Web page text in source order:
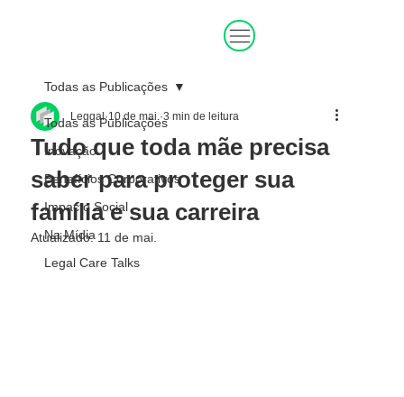
Todas as Publicações
Inovação
Benefícios Corporativos
Impacto Social
Na Mídia
Legal Care Talks
Todas as Publicações
Tudo que toda mãe precisa
saber para proteger sua
família e sua carreira
Leggal 10 de mai. 3 min de leitura
Atualizado:11 de mai.